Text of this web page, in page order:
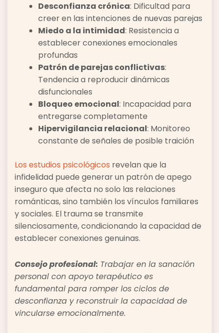
Desconfianza crónica: Dificultad para
creer en las intenciones de nuevas parejas
Miedo a la intimidad: Resistencia a
establecer conexiones emocionales
profundas
Patrón de parejas conflictivas:
Tendencia a reproducir dinámicas
disfuncionales
Bloqueo emocional: Incapacidad para
entregarse completamente
Hipervigilancia relacional: Monitoreo
constante de señales de posible traición
Los estudios psicológicos revelan que la
infidelidad puede generar un patrón de apego
inseguro que afecta no solo las relaciones
románticas, sino también los vínculos familiares
y sociales. El trauma se transmite
silenciosamente, condicionando la capacidad de
establecer conexiones genuinas.
Consejo profesional: Trabajar en la sanación
personal con apoyo terapéutico es
fundamental para romper los ciclos de
desconfianza y reconstruir la capacidad de
vincularse emocionalmente.